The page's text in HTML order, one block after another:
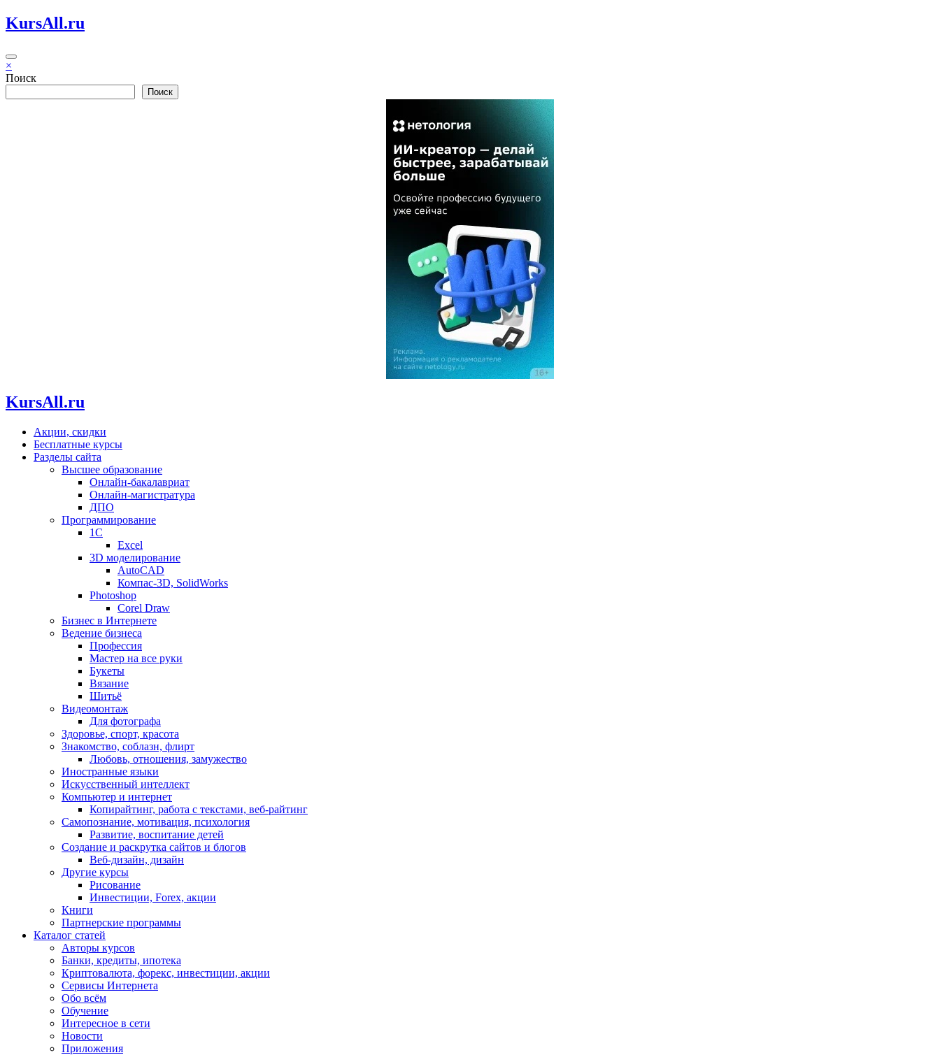
Перейти
к
KursAll.ru
×
Поиск
Поиск
KursAll.ru
Акции, скидки
Бесплатные курсы
Разделы сайта
Высшее образование
Онлайн-бакалавриат
Онлайн-магистратура
ДПО
Программирование
1С
Excel
3D моделирование
AutoCAD
Компас-3D, SolidWorks
Photoshop
Corel Draw
Бизнес в Интернете
Ведение бизнеса
Профессия
Мастер на все руки
Букеты
Вязание
Шитьё
Видеомонтаж
Для фотографа
Здоровье, спорт, красота
Знакомство, соблазн, флирт
Любовь, отношения, замужество
Иностранные языки
Искусственный интеллект
Компьютер и интернет
Копирайтинг, работа с текстами, веб-райтинг
Самопознание, мотивация, психология
Развитие, воспитание детей
Создание и раскрутка сайтов и блогов
Веб-дизайн, дизайн
Другие курсы
Рисование
Инвестиции, Forex, акции
Книги
Партнерские программы
Каталог статей
Авторы курсов
Банки, кредиты, ипотека
Криптовалюта, форекс, инвестиции, акции
Сервисы Интернета
Обо всём
Обучение
Интересное в сети
Новости
Приложения